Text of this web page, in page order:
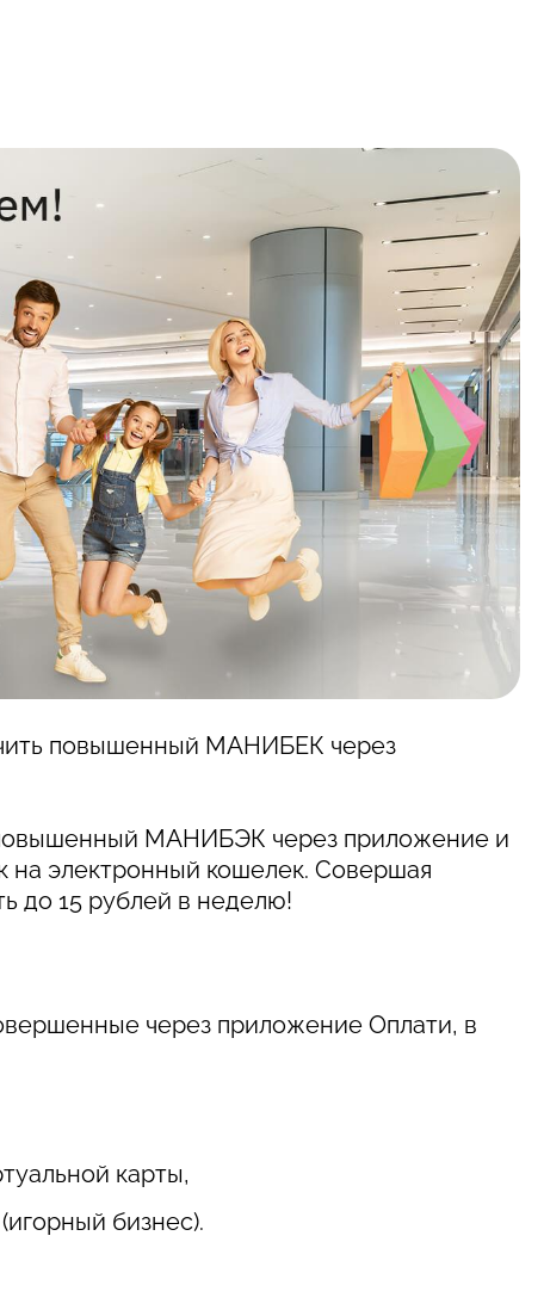
повышенный МАНИБЕК через
МАНИБЭК через приложение и
на электронный кошелек. Совершая
до 15 рублей в неделю!
через приложение Оплати, в
карты,
бизнес).